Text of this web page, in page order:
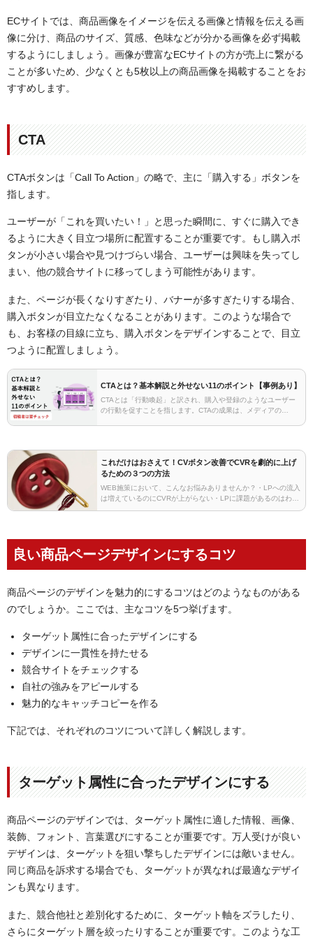
ECサイトでは、商品画像をイメージを伝える画像と情報を伝える画
像に分け、商品のサイズ、質感、色味などが分かる画像を必ず掲載
するようにしましょう。画像が豊富なECサイトの方が売上に繋がる
ことが多いため、少なくとも5枚以上の商品画像を掲載することをお
すすめします。
CTA
CTAボタンは「Call To Action」の略で、主に「購入する」ボタンを
指します。
ユーザーが「これを買いたい！」と思った瞬間に、すぐに購入でき
るように大きく目立つ場所に配置することが重要です。もし購入ボ
タンが小さい場合や見つけづらい場合、ユーザーは興味を失ってし
まい、他の競合サイトに移ってしまう可能性があります。
また、ページが長くなりすぎたり、バナーが多すぎたりする場合、
購入ボタンが目立たなくなることがあります。このような場合で
も、お客様の目線に立ち、購入ボタンをデザインすることで、目立
つように配置しましょう。
CTAとは？基本解説と外せない11のポイント【事例あり】
CTAとは「行動喚起」と訳され、購入や登録のようなユーザー
の行動を促すことを指します。CTAの成果は、メディアの
これだけはおさえて！CVボタン改善でCVRを劇的に上げ
るための３つの方法
WEB施策において、こんなお悩みありませんか？・LPへの流入
は増えているのにCVRが上がらない・LPに課題があるのはわか
っているが、どこから手をつけたらいいからわからない・すで
良い商品ページデザインにするコツ
商品ページのデザインを魅力的にするコツはどのようなものがある
のでしょうか。ここでは、主なコツを5つ挙げます。
ターゲット属性に合ったデザインにする
デザインに一貫性を持たせる
競合サイトをチェックする
自社の強みをアピールする
魅力的なキャッチコピーを作る
下記では、それぞれのコツについて詳しく解説します。
ターゲット属性に合ったデザインにする
商品ページのデザインでは、ターゲット属性に適した情報、画像、
装飾、フォント、言葉選びにすることが重要です。万人受けが良い
デザインは、ターゲットを狙い撃ちしたデザインには敵いません。
同じ商品を訴求する場合でも、ターゲットが異なれば最適なデザイ
ンも異なります。
また、競合他社と差別化するために、ターゲット軸をズラしたり、
さらにターゲット層を絞ったりすることが重要です。このような工